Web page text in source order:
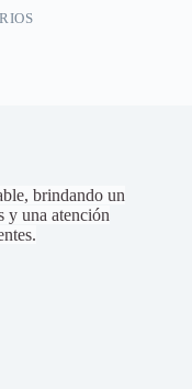
brindando un
y una atención